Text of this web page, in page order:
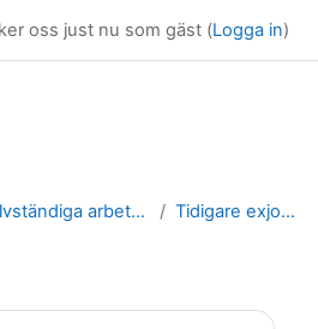
oss just nu som gäst (Logga in)
Självständiga arbeten Tidigare exjobb